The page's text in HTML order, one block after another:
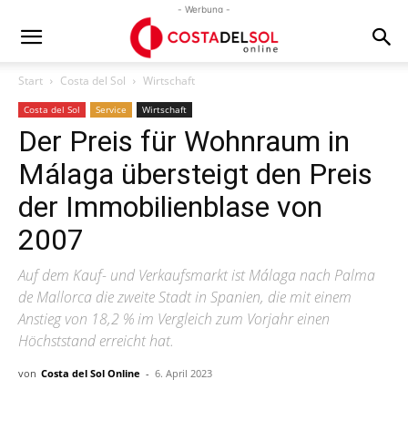
- Werbung -
Start Costa del Sol Wirtschaft
Costa del Sol Service Wirtschaft
Der Preis für Wohnraum in
Málaga übersteigt den Preis
der Immobilienblase von
2007
Auf dem Kauf- und Verkaufsmarkt ist Málaga nach Palma
de Mallorca die zweite Stadt in Spanien, die mit einem
Anstieg von 18,2 % im Vergleich zum Vorjahr einen
Höchststand erreicht hat.
von Costa del Sol Online - 6. April 2023